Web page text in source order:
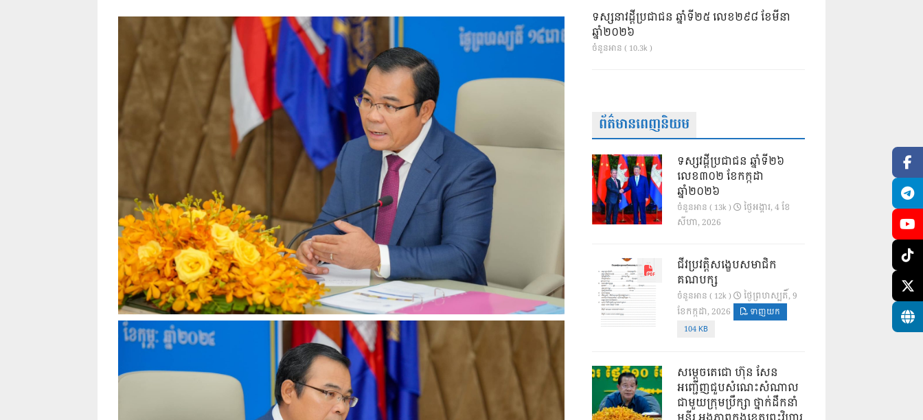
ទស្សនាវដ្ដីប្រជាជន ឆ្នាំទី២៥ លេខ២៩៨ ខែមីនា
ឆ្នាំ២០២៦
ចំនួនអាន ( 10.3k )
ព័ត៌មានពេញនិយម
ទស្សវដ្តីប្រជាជន ឆ្នាំទី២៦
លេខ៣០២ ខែកក្កដា
ឆ្នាំ២០២៦
ចំនួនអាន ( 13k )
ថ្ងៃ​អង្គារ, 4 ខែ​
សីហា, 2026
ជីវប្រវត្តិសង្ខេបសមាជិក
គណបក្ស
ចំនួនអាន ( 12k )
ថ្ងៃ​ព្រហស្បតិ៍, 9
ខែ​កក្កដា, 2026
ទាញយក
104 KB
សម្តេចតេជោ ហ៊ុន សែន
អញ្ជើញជួបសំណេះសំណាល
ជាមួយក្រុមប្រឹក្សា ថ្នាក់ដឹកនាំ